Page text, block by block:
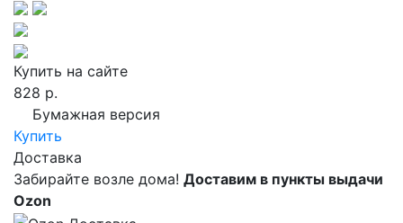
Купить на сайте
828 р.
Бумажная версия
Купить
Доставка
Забирайте возле дома! Доставим в пункты выдачи
Ozon